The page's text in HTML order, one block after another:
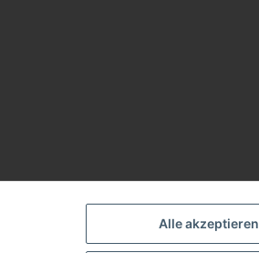
Alle akzeptieren